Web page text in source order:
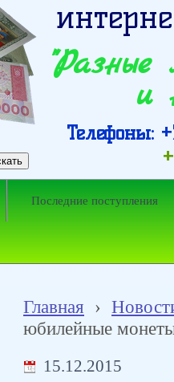
и
Телефоны:
Последние поступления
Главная ›
юбилейные
15.12.2015